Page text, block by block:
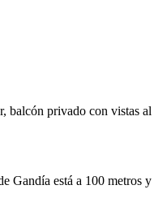
balcón privado con vistas
Gandía está a 100 metros